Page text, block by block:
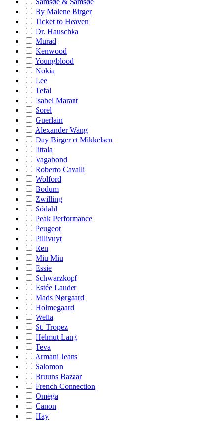
Samsøe & Samsøe
By Malene Birger
Ticket to Heaven
Dr. Hauschka
Murad
Kenwood
Youngblood
Nokia
Lee
Tefal
Isabel Marant
Sorel
Guerlain
Alexander Wang
Day Birger et Mikkelsen
Iittala
Vagabond
Roberto Cavalli
Wolford
Bodum
Zwilling
Södahl
Peak Performance
Peugeot
Pillivuyt
Ren
Miu Miu
Essie
Schwarzkopf
Estée Lauder
Mads Nørgaard
Holmegaard
Wella
St. Tropez
Helmut Lang
Teva
Armani Jeans
Salomon
Bruuns Bazaar
French Connection
Omega
Canon
Hay